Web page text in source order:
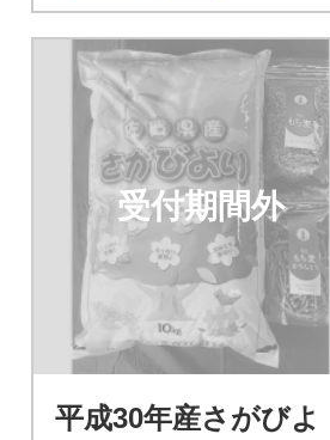
受付期間外
平成30年産さがびよ